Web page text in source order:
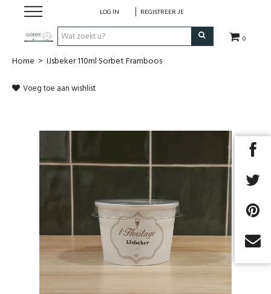
0
LOG IN REGISTREER JE
HOME
Huisgemaakt ijs
Streekwinkel
Home > IJsbeker 110ml Sorbet Framboos
Voeg toe aan wishlist